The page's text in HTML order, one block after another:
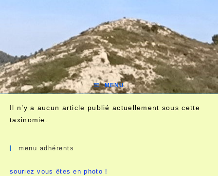
MENU
Il n’y a aucun article publié actuellement sous cette
taxinomie.
menu adhérents
souriez vous êtes en photo !